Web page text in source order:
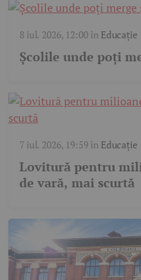
8 iul. 2026, 12:00în Educație
Școlile unde poți
7 iul. 2026, 19:59în Educație
Lovitură pentru
de vară, mai scurtă